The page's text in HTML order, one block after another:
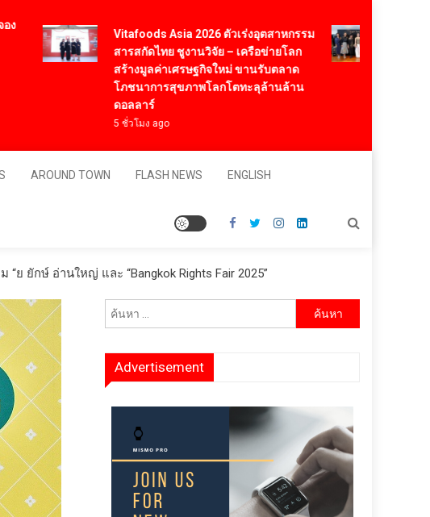
Vitafoods Asia 2026 ตัวเร่งอุตสาหกรรม
สารสกัดไทย ชูงานวิจัย – เครือข่ายโลก
สร้างมูลค่าเศรษฐกิจใหม่ ขานรับตลาด
โภชนาการสุขภาพโลกโตทะลุล้านล้าน
ดอลลาร์
5 ชั่วโมง ago
AROUND TOWN FLASH NEWS ENGLISH
ยักษ์ อ่านใหญ่ และ “Bangkok Rights Fair 2025”
ค้นหา
Advertisement